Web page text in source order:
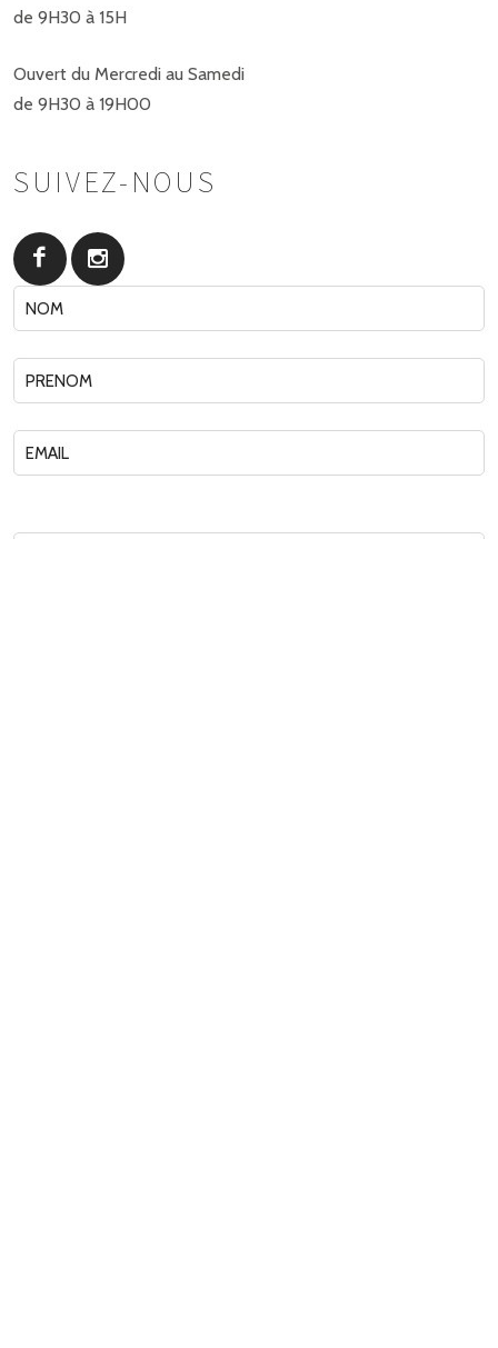
de 9H30 à 15H
Ouvert du Mercredi au Samedi
de 9H30 à 19H00
SUIVEZ-NOUS